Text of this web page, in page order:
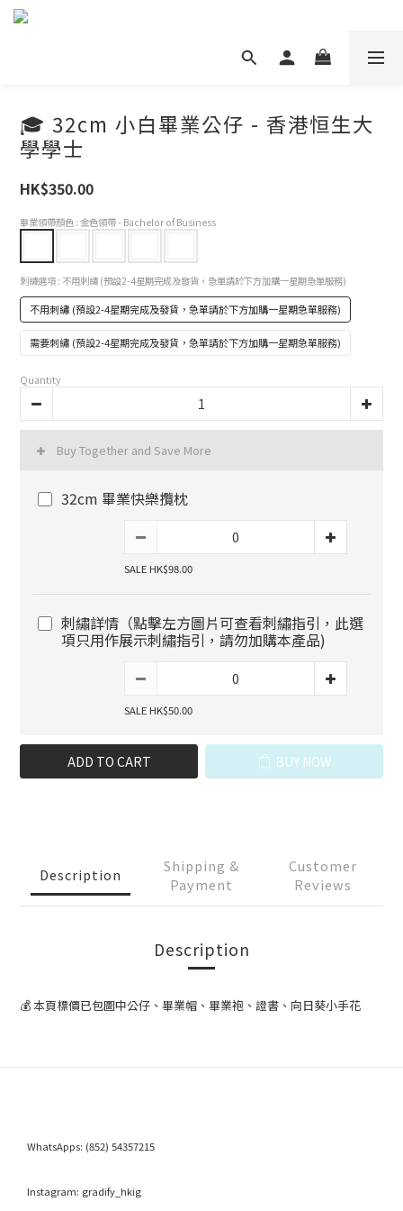
🎓 32cm 小白畢業公仔 - 香港恒生大
學學士
HK$350.00
畢業領帶顏色 : 金色領帶 - Bachelor of Business
刺繡選項 : 不用刺繡 (預設2-4星期完成及發貨，急單請於下方加購一星期急單服務)
不用刺繡 (預設2-4星期完成及發貨，急單請於下方加購一星期急單服務)
需要刺繡 (預設2-4星期完成及發貨，急單請於下方加購一星期急單服務)
Quantity
Buy Together and Save More
32cm 畢業快樂攬枕
SALE HK$98.00
刺繡詳情（點擊左方圖片可查看刺繡指引，此選
項只用作展示刺繡指引，請勿加購本產品)
SALE HK$50.00
ADD TO CART BUY NOW
Description
Shipping &
Payment
Customer
Reviews
Description
💰 本頁標價已包圖中公仔、畢業帽、畢業袍、證書、向日葵小手花
WhatsApps: (852) 54357215
Instagram: gradify_hkig